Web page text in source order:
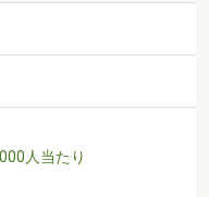
人当たり